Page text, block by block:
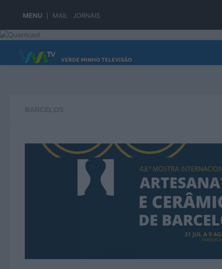
MENU MAIL JORNAIS
Skip to content